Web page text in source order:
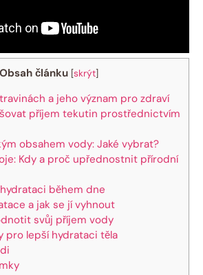
Obsah článku [skrýt]
a jeho význam pro zdraví
příjem tekutin prostřednictvím
obsahem vody: Jaké vybrat?
Kdy a proč upřednostnit přírodní
během dne
a jak se jí vyhnout
svůj příjem vody
pro lepší hydrataci těla